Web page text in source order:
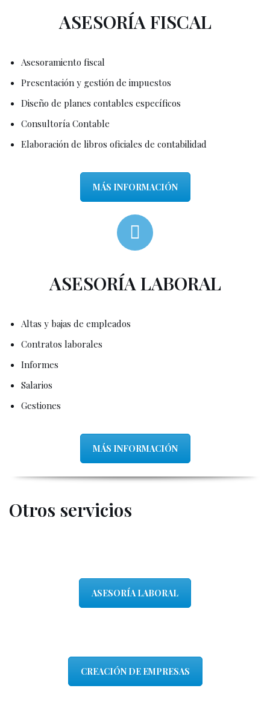
ASESORÍA FISCAL
Asesoramiento fiscal
Presentación y gestión de impuestos
Diseño de planes contables específicos
Consultoría Contable
Elaboración de libros oficiales de contabilidad
MÁS INFORMACIÓN
ASESORÍA LABORAL
Altas y bajas de empleados
Contratos laborales
Informes
Salarios
Gestiones
MÁS INFORMACIÓN
Otros servicios
ASESORÍA LABORAL
CREACIÓN DE EMPRESAS